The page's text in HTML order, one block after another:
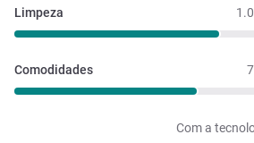
Limpeza
Comodidades
Com a